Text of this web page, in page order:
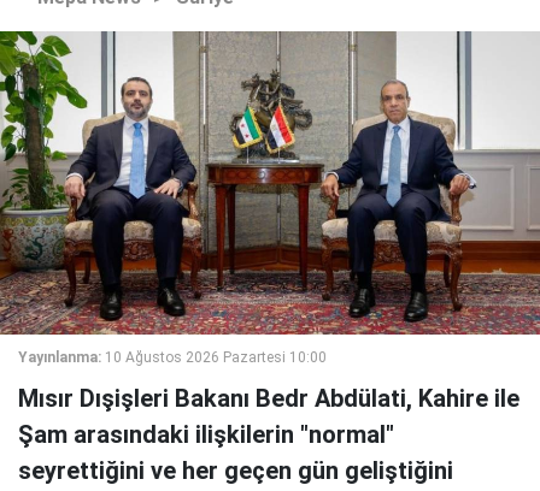
Yayınlanma: 10 Ağustos 2026 Pazartesi 10:00
Mısır Dışişleri Bakanı Bedr Abdülati, Kahire ile
Şam arasındaki ilişkilerin "normal"
seyrettiğini ve her geçen gün geliştiğini